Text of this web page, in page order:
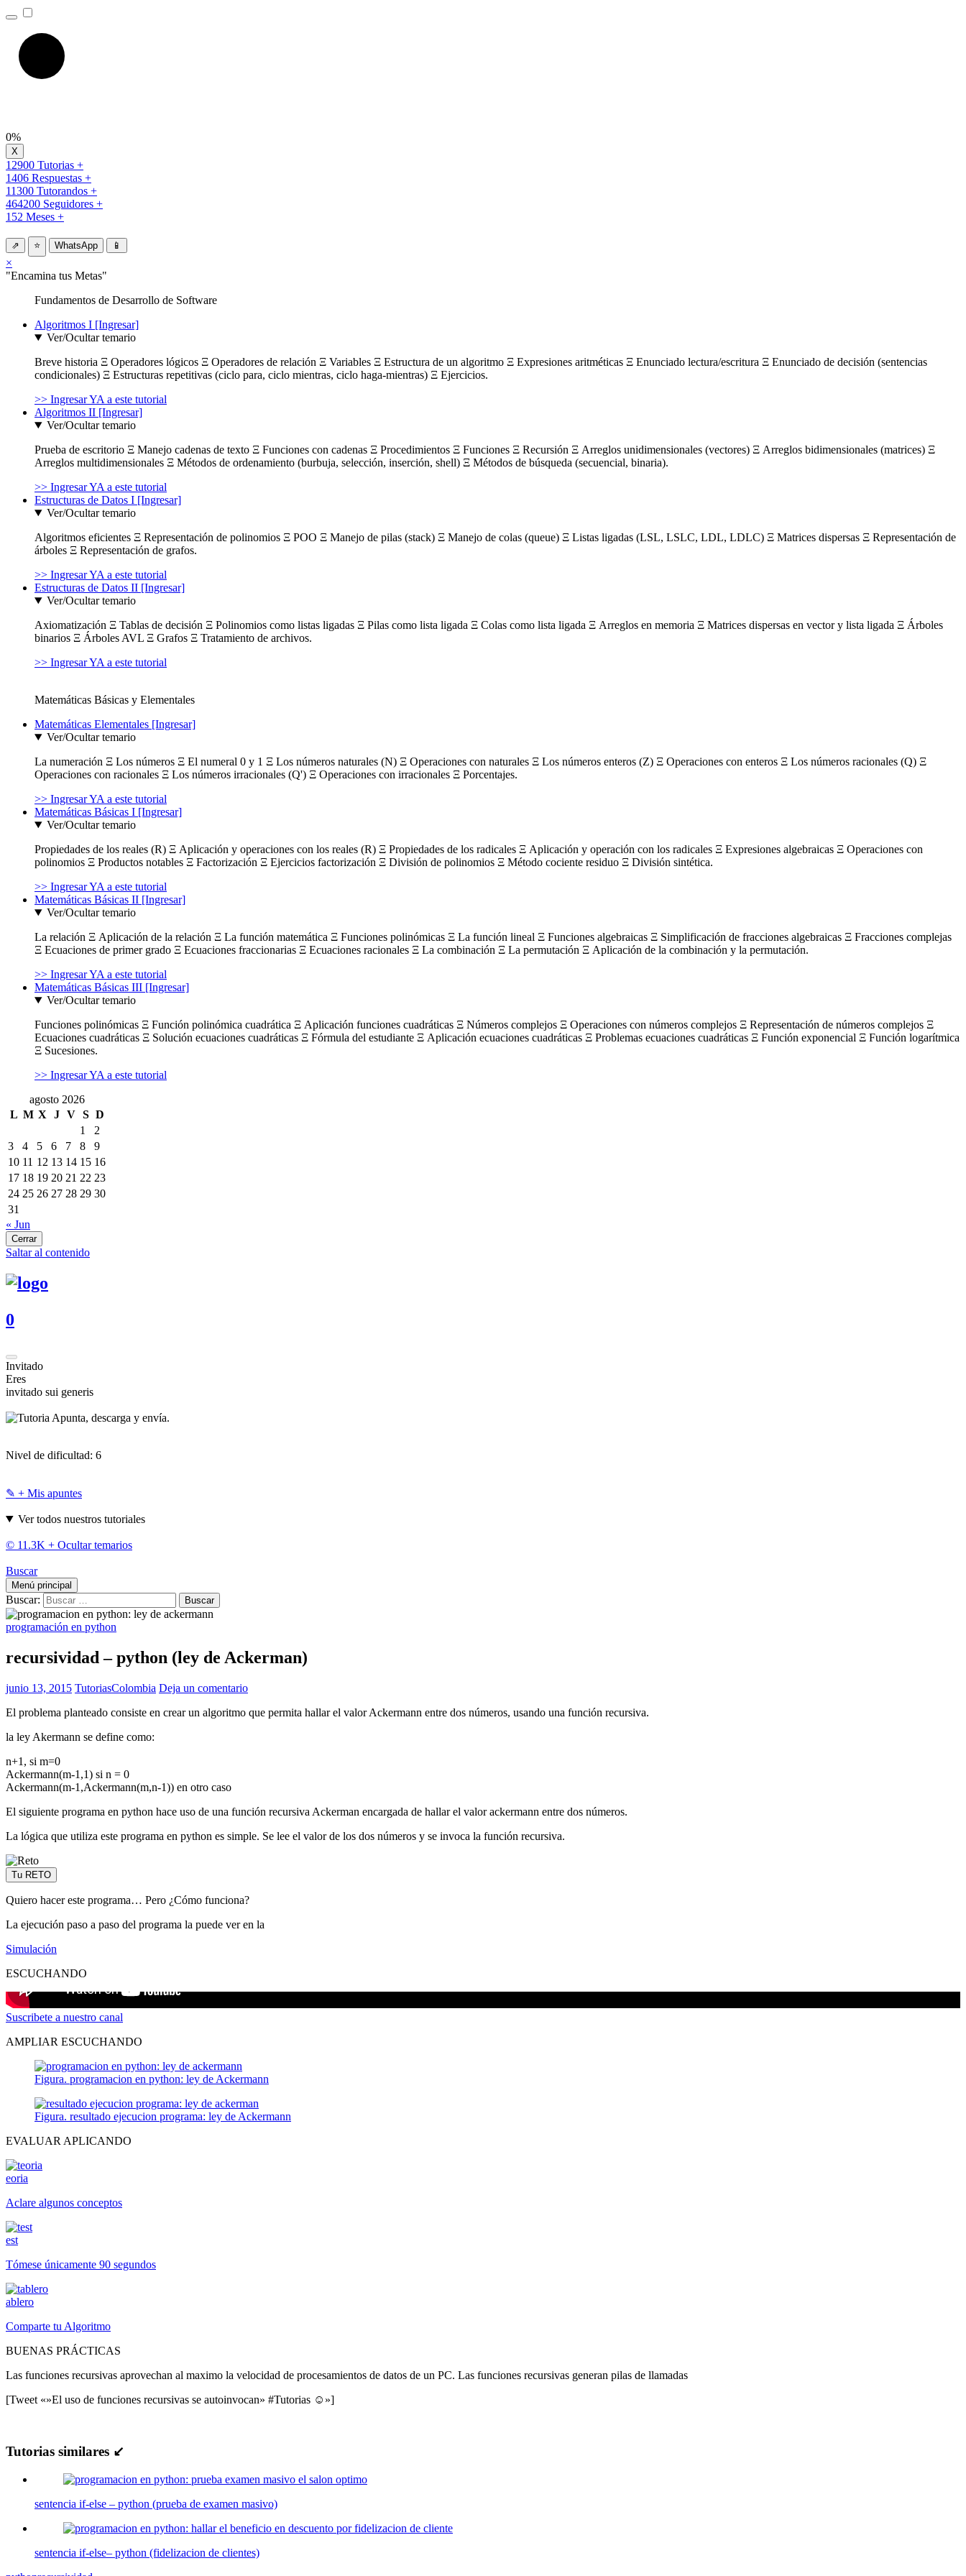
0%
12900 Tutorias +
1406 Respuestas +
11300 Tutorandos +
464200 Seguidores +
152 Meses +
⇗ ⭐ WhatsApp 📱
×
"Encamina tus Metas"
Fundamentos de Desarrollo de Software
Algoritmos I [Ingresar]
Ver/Ocultar temario
Breve historia Ξ Operadores lógicos Ξ Operadores de relación Ξ Variables Ξ Estructura de un algoritmo Ξ Expresiones aritméticas Ξ Enunciado lectura/escritura Ξ Enunciado de decisión (sentencias
condicionales) Ξ Estructuras repetitivas (ciclo para, ciclo mientras, ciclo haga-mientras) Ξ Ejercicios.
>> Ingresar YA a este tutorial
Algoritmos II [Ingresar]
Ver/Ocultar temario
Prueba de escritorio Ξ Manejo cadenas de texto Ξ Funciones con cadenas Ξ Procedimientos Ξ Funciones Ξ Recursión Ξ Arreglos unidimensionales (vectores) Ξ Arreglos bidimensionales (matrices) Ξ
Arreglos multidimensionales Ξ Métodos de ordenamiento (burbuja, selección, inserción, shell) Ξ Métodos de búsqueda (secuencial, binaria).
>> Ingresar YA a este tutorial
Estructuras de Datos I [Ingresar]
Ver/Ocultar temario
Algoritmos eficientes Ξ Representación de polinomios Ξ POO Ξ Manejo de pilas (stack) Ξ Manejo de colas (queue) Ξ Listas ligadas (LSL, LSLC, LDL, LDLC) Ξ Matrices dispersas Ξ Representación de
árboles Ξ Representación de grafos.
>> Ingresar YA a este tutorial
Estructuras de Datos II [Ingresar]
Ver/Ocultar temario
Axiomatización Ξ Tablas de decisión Ξ Polinomios como listas ligadas Ξ Pilas como lista ligada Ξ Colas como lista ligada Ξ Arreglos en memoria Ξ Matrices dispersas en vector y lista ligada Ξ Árboles
binarios Ξ Árboles AVL Ξ Grafos Ξ Tratamiento de archivos.
>> Ingresar YA a este tutorial
Matemáticas Básicas y Elementales
Matemáticas Elementales [Ingresar]
Ver/Ocultar temario
La numeración Ξ Los números Ξ El numeral 0 y 1 Ξ Los números naturales (N) Ξ Operaciones con naturales Ξ Los números enteros (Z) Ξ Operaciones con enteros Ξ Los números racionales (Q) Ξ
Operaciones con racionales Ξ Los números irracionales (Q') Ξ Operaciones con irracionales Ξ Porcentajes.
>> Ingresar YA a este tutorial
Matemáticas Básicas I [Ingresar]
Ver/Ocultar temario
Propiedades de los reales (R) Ξ Aplicación y operaciones con los reales (R) Ξ Propiedades de los radicales Ξ Aplicación y operación con los radicales Ξ Expresiones algebraicas Ξ Operaciones con
polinomios Ξ Productos notables Ξ Factorización Ξ Ejercicios factorización Ξ División de polinomios Ξ Método cociente residuo Ξ División sintética.
>> Ingresar YA a este tutorial
Matemáticas Básicas II [Ingresar]
Ver/Ocultar temario
La relación Ξ Aplicación de la relación Ξ La función matemática Ξ Funciones polinómicas Ξ La función lineal Ξ Funciones algebraicas Ξ Simplificación de fracciones algebraicas Ξ Fracciones complejas
Ξ Ecuaciones de primer grado Ξ Ecuaciones fraccionarias Ξ Ecuaciones racionales Ξ La combinación Ξ La permutación Ξ Aplicación de la combinación y la permutación.
>> Ingresar YA a este tutorial
Matemáticas Básicas III [Ingresar]
Ver/Ocultar temario
Funciones polinómicas Ξ Función polinómica cuadrática Ξ Aplicación funciones cuadráticas Ξ Números complejos Ξ Operaciones con números complejos Ξ Representación de números complejos Ξ
Ecuaciones cuadráticas Ξ Solución ecuaciones cuadráticas Ξ Fórmula del estudiante Ξ Aplicación ecuaciones cuadráticas Ξ Problemas ecuaciones cuadráticas Ξ Función exponencial Ξ Función logarítmica
Ξ Sucesiones.
>> Ingresar YA a este tutorial
agosto 2026
L M X J V S D
1
2
3
4 5 6 7 8
9
10 11 12 13 14 15 16
17 18 19 20 21 22 23
24 25 26 27 28 29 30
31
« Jun
Cerrar
Saltar al contenido
0
Invitado
Eres
invitado sui generis
Apunta, descarga y envía.
Nivel de dificultad: 6
✎ + Mis apuntes
Ver todos nuestros tutoriales
© 11.3K + Ocultar temarios
Buscar
Menú principal
Buscar:
programación en python
recursividad – python (ley de Ackerman)
junio 13, 2015 TutoriasColombia Deja un comentario
El problema planteado consiste en crear un algoritmo que permita hallar el valor Ackermann entre dos números, usando una función recursiva.
la ley Akermann se define como:
n+1, si m=0
Ackermann(m-1,1) si n = 0
Ackermann(m-1,Ackermann(m,n-1)) en otro caso
El siguiente programa en python hace uso de una función recursiva Ackerman encargada de hallar el valor ackermann entre dos números.
La lógica que utiliza este programa en python es simple. Se lee el valor de los dos números y se invoca la función recursiva.
Tu RETO
Quiero hacer este programa… Pero ¿Cómo funciona?
La ejecución paso a paso del programa la puede ver en la
Simulación
ESCUCHANDO
Suscribete a nuestro canal
AMPLIAR ESCUCHANDO
Figura. programacion en python: ley de Ackermann
Figura. resultado ejecucion programa: ley de Ackermann
EVALUAR APLICANDO
eoria
Aclare algunos conceptos
est
Tómese únicamente 90 segundos
ablero
Comparte tu Algoritmo
BUENAS PRÁCTICAS
Las funciones recursivas aprovechan al maximo la velocidad de procesamientos de datos de un PC. Las funciones recursivas generan pilas de llamadas
[Tweet «»El uso de funciones recursivas se autoinvocan» #Tutorias ☺»]
Tutorias similares ↙
sentencia if-else – python (prueba de examen masivo)
sentencia if-else– python (fidelizacion de clientes)